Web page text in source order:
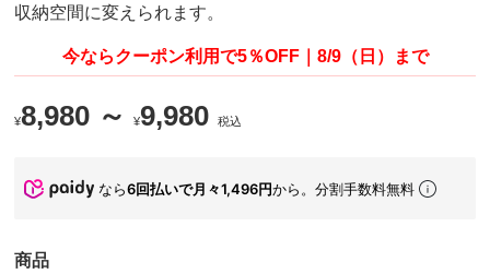
収納空間に変えられます。
今ならクーポン利用で5％OFF｜8/9（日）まで
¥8,980 ～¥9,980 税込
なら6回払いで月々1,496円から。分割手数料無料
商品